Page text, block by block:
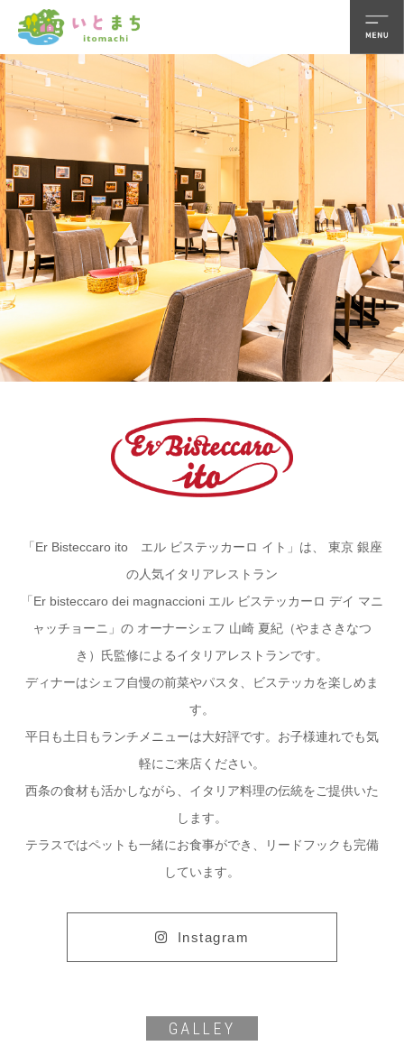
「Er Bisteccaro ito エル ビステッカーロ イト」は、
東京 銀座
の人気イタリアレストラン
「Er bisteccaro dei magnaccioni エル ビステッカーロ デイ マニ
ャッチョーニ」の オーナーシェフ 山崎 夏紀（やまさきなつ
き）氏監修によるイタリアレストランです。
ディナーはシェフ自慢の前菜やパスタ、ビステッカを楽しめま
す。
平日も土日もランチメニューは大好評です。お子様連れでも気
軽にご来店ください。
西条の食材も活かしながら、イタリア料理の伝統をご提供いた
します。
テラスではペットも一緒にお食事ができ、リードフックも完備
しています。
Instagram
GALLEY